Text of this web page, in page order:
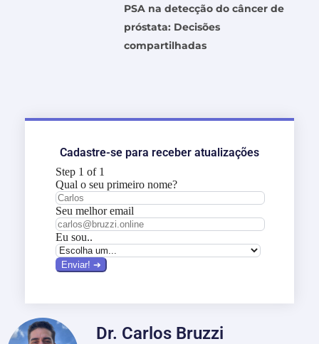
PSA na detecção do câncer de
próstata: Decisões
compartilhadas
Cadastre-se para receber atualizações
Dr. Carlos Bruzzi